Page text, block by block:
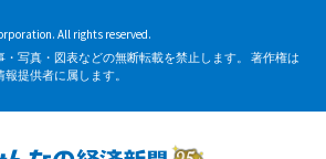
All rights reserved.
写真・図表などの無断転載を禁止します。 著作権は
提供者に属します。